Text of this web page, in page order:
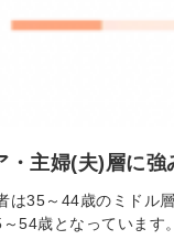
・主婦(夫)層に強
は35～44歳のミドル
54歳となっています。